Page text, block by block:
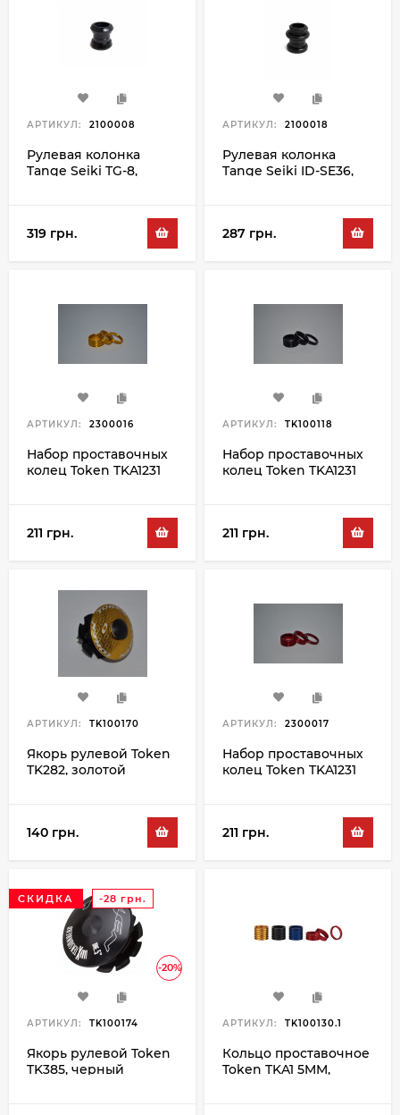
АРТИКУЛ: 2100008
Рулевая колонка
Tange Seiki TG-8,
319 грн.
АРТИКУЛ: 2100018
Рулевая колонка
Tange Seiki ID-SE36,
287 грн.
АРТИКУЛ: 2300016
Набор проставочных
колец Token TKA1231
211 грн.
АРТИКУЛ: TK100118
Набор проставочных
колец Token TKA1231
211 грн.
АРТИКУЛ: TK100170
Якорь рулевой Token
TK282, золотой
140 грн.
АРТИКУЛ: 2300017
Набор проставочных
колец Token TKA1231
211 грн.
-20%
СКИДКА -28 грн.
АРТИКУЛ: TK100174
Якорь рулевой Token
TK385, черный
АРТИКУЛ: TK100130.1
Кольцо проставочное
Token TKA1 5MM,